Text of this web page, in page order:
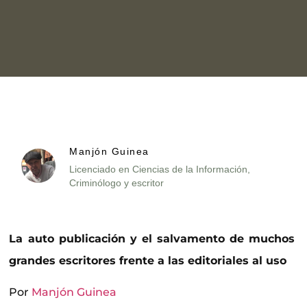
Manjón Guinea
Licenciado en Ciencias de la Información,
Criminólogo y escritor
La auto publicación y el salvamento de muchos
grandes escritores frente a las editoriales al uso
Por Manjón Guinea